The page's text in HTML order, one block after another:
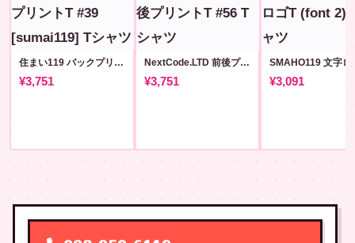
住まい119 バックプリントT #39 [sumai119]
¥3,751
NextCode.LTD 前後プリントT #56
¥3,751 ¥3,091